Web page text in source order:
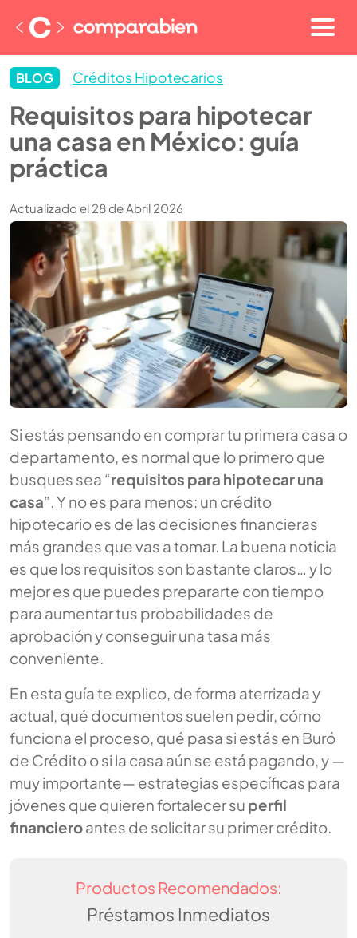
BLOG Créditos Hipotecarios
Requisitos para hipotecar
una casa en México: guía
práctica
Actualizado el 28 de Abril 2026
Si estás pensando en comprar tu primera casa o
departamento, es normal que lo primero que
busques sea “requisitos para hipotecar una
casa”. Y no es para menos: un crédito
hipotecario es de las decisiones financieras
más grandes que vas a tomar. La buena noticia
es que los requisitos son bastante claros… y lo
mejor es que puedes prepararte con tiempo
para aumentar tus probabilidades de
aprobación y conseguir una tasa más
conveniente.
En esta guía te explico, de forma aterrizada y
actual, qué documentos suelen pedir, cómo
funciona el proceso, qué pasa si estás en Buró
de Crédito o si la casa aún se está pagando, y —
muy importante— estrategias específicas para
jóvenes que quieren fortalecer su perfil
financieroantes de solicitar su primer crédito.
Productos Recomendados:
Préstamos Inmediatos